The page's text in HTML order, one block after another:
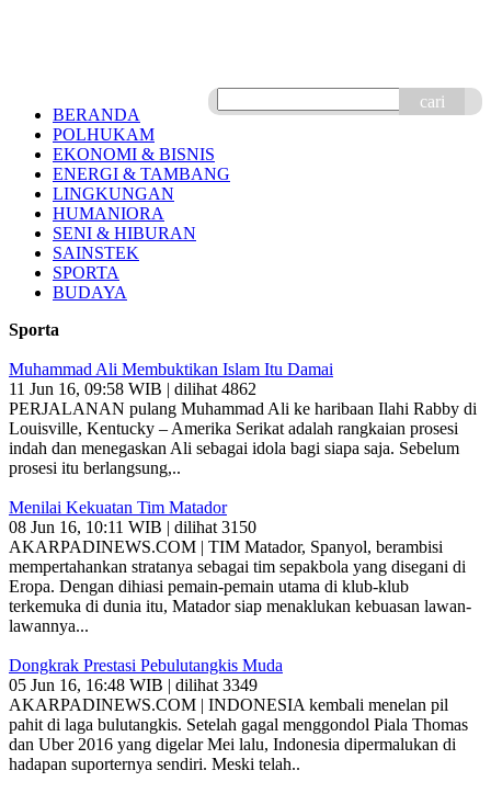
cari
BERANDA
POLHUKAM
EKONOMI & BISNIS
ENERGI & TAMBANG
LINGKUNGAN
HUMANIORA
SENI & HIBURAN
SAINSTEK
SPORTA
BUDAYA
Sporta
Muhammad Ali Membuktikan Islam Itu Damai
11 Jun 16, 09:58 WIB | dilihat 4862
PERJALANAN pulang Muhammad Ali ke haribaan Ilahi Rabby di
Louisville, Kentucky – Amerika Serikat adalah rangkaian prosesi
indah dan menegaskan Ali sebagai idola bagi siapa saja. Sebelum
prosesi itu berlangsung,..
Menilai Kekuatan Tim Matador
08 Jun 16, 10:11 WIB | dilihat 3150
AKARPADINEWS.COM | TIM Matador, Spanyol, berambisi
mempertahankan stratanya sebagai tim sepakbola yang disegani di
Eropa. Dengan dihiasi pemain-pemain utama di klub-klub
terkemuka di dunia itu, Matador siap menaklukan kebuasan lawan-
lawannya...
Dongkrak Prestasi Pebulutangkis Muda
05 Jun 16, 16:48 WIB | dilihat 3349
AKARPADINEWS.COM | INDONESIA kembali menelan pil
pahit di laga bulutangkis. Setelah gagal menggondol Piala Thomas
dan Uber 2016 yang digelar Mei lalu, Indonesia dipermalukan di
hadapan suporternya sendiri. Meski telah..